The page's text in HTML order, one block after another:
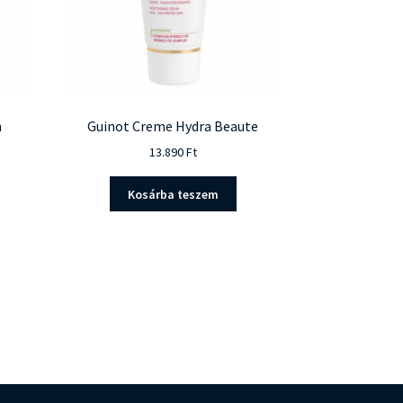
Ft.
Guinot Creme Hydra Beaute
13.890Ft
Kosárba teszem